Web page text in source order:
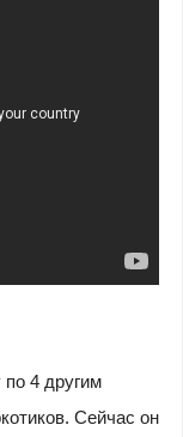
по 4 другим
Сейчас он